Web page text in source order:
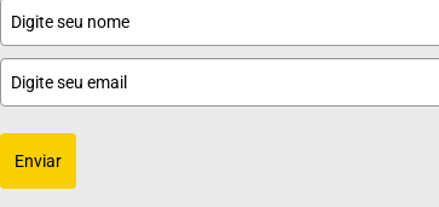
Enviar